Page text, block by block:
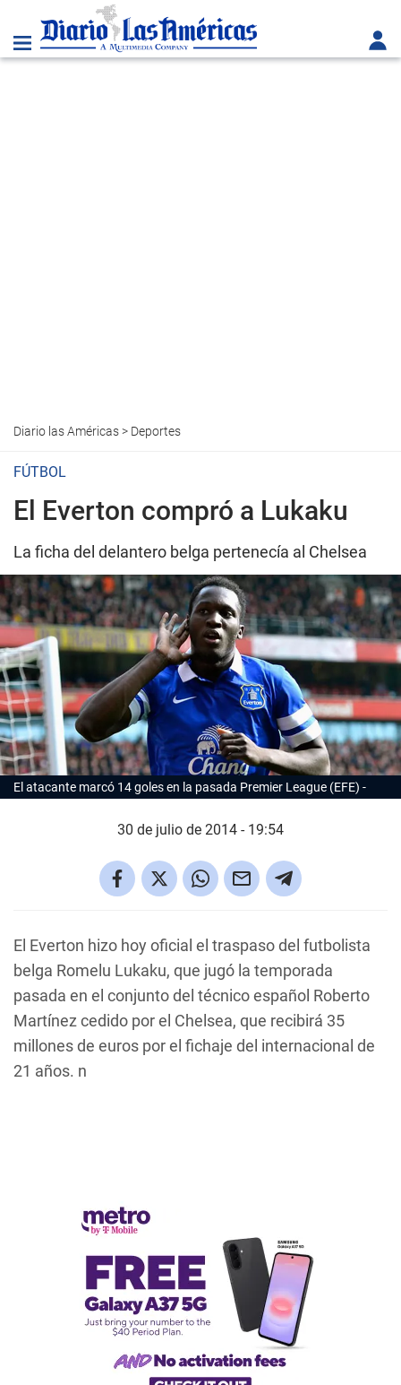
Diario las Américas> Deportes
FÚTBOL
El Everton compró a Lukaku
La ficha del delantero belga pertenecía al Chelsea
El atacante marcó 14 goles en la pasada Premier League (EFE)
30 de julio de 2014 - 19:54
El Everton hizo hoy oficial el traspaso del futbolista
belga Romelu Lukaku, que jugó la temporada
pasada en el conjunto del técnico español Roberto
Martínez cedido por el Chelsea, que recibirá 35
millones de euros por el fichaje del internacional de
21 años. n